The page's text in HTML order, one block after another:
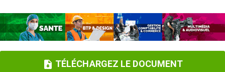
TÉLÉCHARGEZ LE DOCUMENT